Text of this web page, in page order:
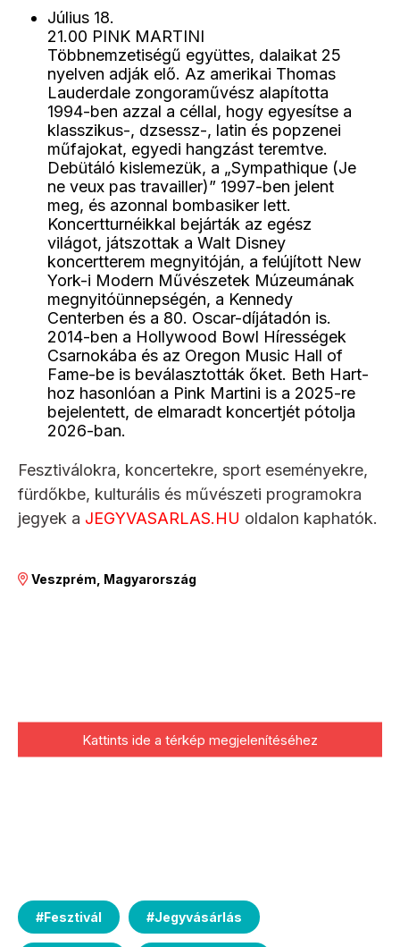
Július 18.
21.00 PINK MARTINI
Többnemzetiségű együttes, dalaikat 25
nyelven adják elő. Az amerikai Thomas
Lauderdale zongoraművész alapította
1994-ben azzal a céllal, hogy egyesítse a
klasszikus-, dzsessz-, latin és popzenei
műfajokat, egyedi hangzást teremtve.
Debütáló kislemezük, a „Sympathique (Je
ne veux pas travailler)” 1997-ben jelent
meg, és azonnal bombasiker lett.
Koncertturnéikkal bejárták az egész
világot, játszottak a Walt Disney
koncertterem megnyitóján, a felújított New
York-i Modern Művészetek Múzeumának
megnyitóünnepségén, a Kennedy
Centerben és a 80. Oscar-díjátadón is.
2014-ben a Hollywood Bowl Hírességek
Csarnokába és az Oregon Music Hall of
Fame-be is beválasztották őket. Beth Hart-
hoz hasonlóan a Pink Martini is a 2025-re
bejelentett, de elmaradt koncertjét pótolja
2026-ban.
Fesztiválokra, koncertekre, sport eseményekre,
fürdőkbe, kulturális és művészeti programokra
jegyek a JEGYVASARLAS.HU oldalon kaphatók.
Veszprém, Magyarország
Kattints ide a térkép megjelenítéséhez
#Fesztivál #Jegyvásárlás